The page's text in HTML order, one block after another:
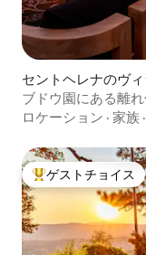
セントヘレナのヴィ
ブドウ園にある離
ロケーション · 家族 ·
大好評のゲストチ
ゲストチョイス